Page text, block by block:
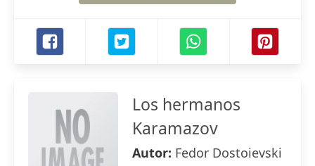
Los hermanos
Karamazov
Autor: Fedor Dostoievski